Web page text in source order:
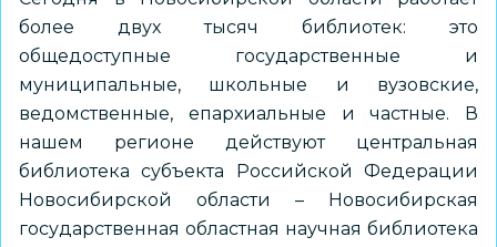
более двух тысяч библиотек: это
общедоступные государственные и
муниципальные, школьные и вузовские,
ведомственные, епархиальные и частные. В
нашем регионе действуют центральная
библиотека субъекта Российской Федерации
Новосибирской области – Новосибирская
государственная областная научная библиотека